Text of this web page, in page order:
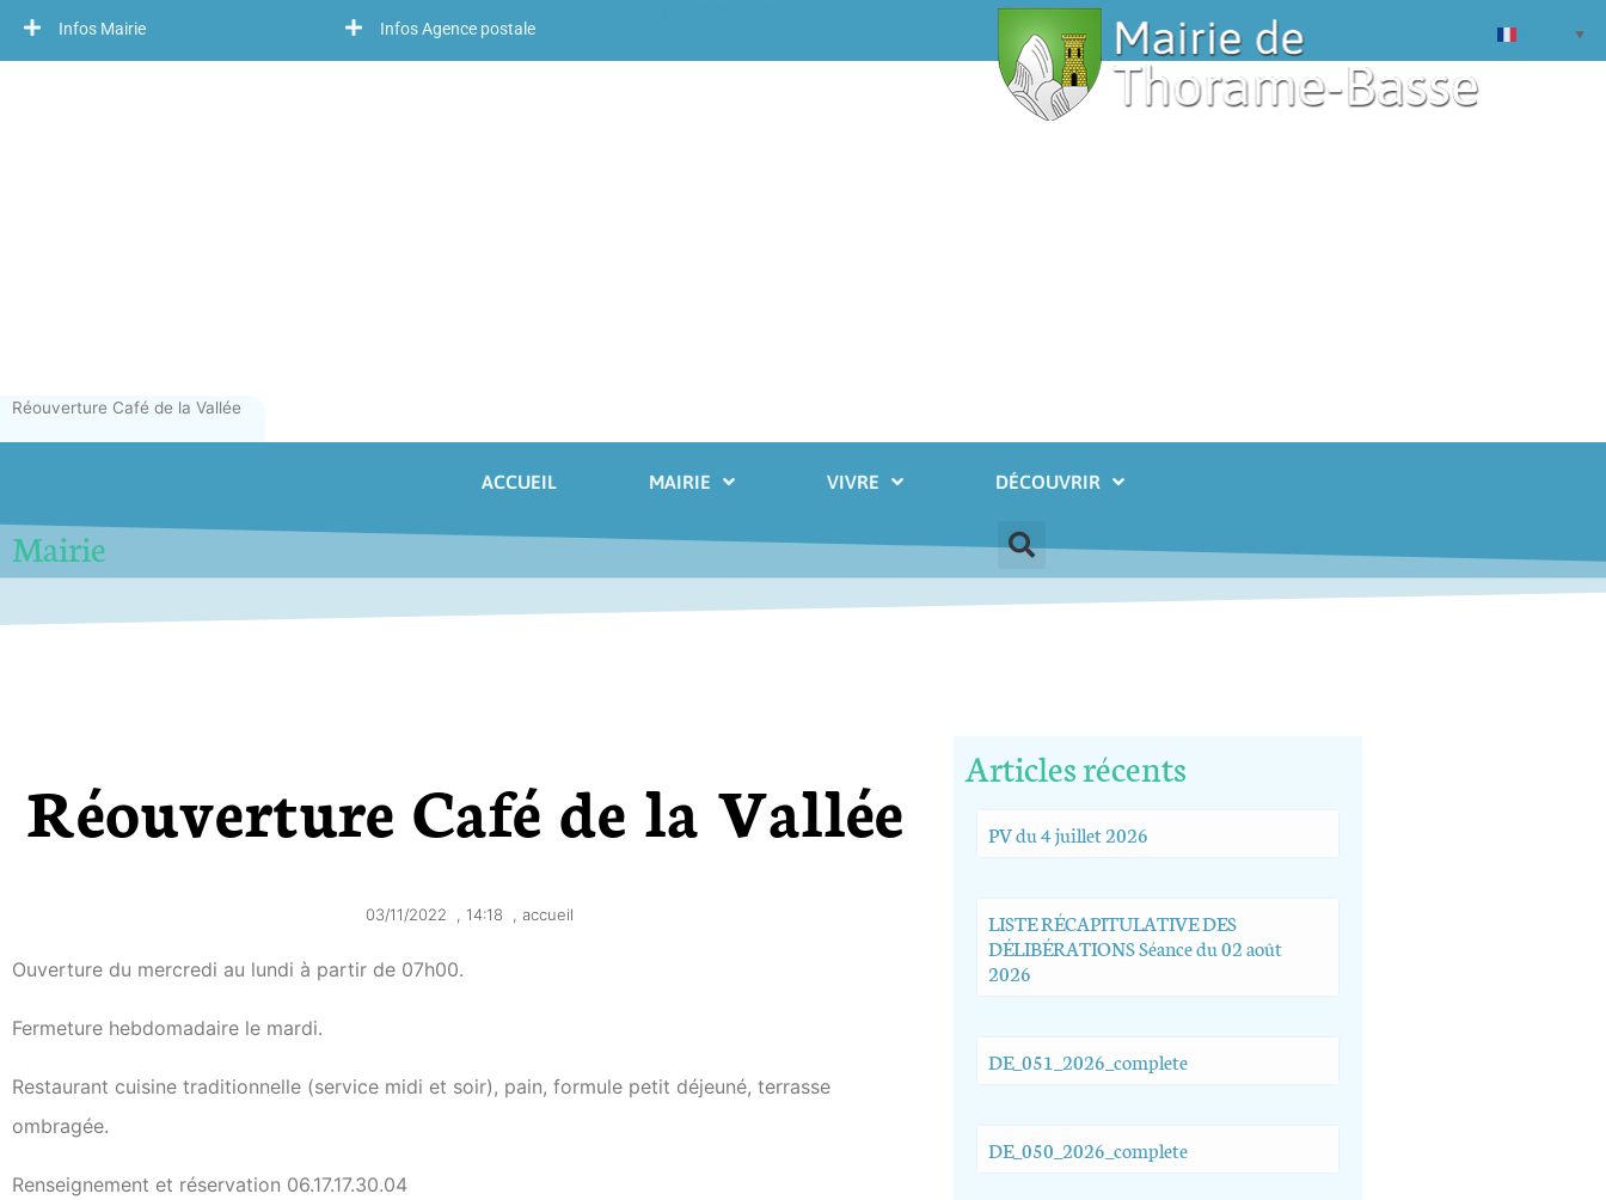
Infos Mairie Infos Agence postale
Réouverture Café de la Vallée
ACCUEIL MAIRIE VIVRE DÉCOUVRIR
Mairie
Réouverture Café de la Vallée
03/11/2022 14:18 accueil
Ouverture du mercredi au lundi à partir de 07h00.
Fermeture hebdomadaire le mardi.
Restaurant cuisine traditionnelle (service midi et soir), pain, formule petit déjeuné, terrasse
ombragée.
Renseignement et réservation 06.17.17.30.04
Articles récents
PV du 4 juillet 2026
LISTE RÉCAPITULATIVE DES
DÉLIBÉRATIONS Séance du 02 août
2026
DE_051_2026_complete
DE_050_2026_complete
▼